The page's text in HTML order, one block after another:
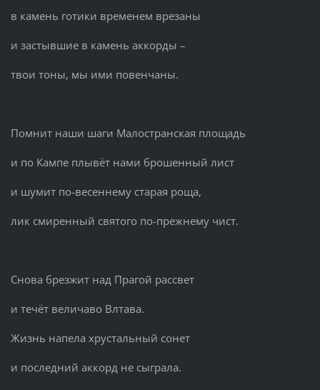
в камень готики временем врезаны
и застывшие в камень аккорды –
твои тоны, мы ими повенчаны.
Помнит наши шаги Малостранская площадь
и по Кампе плывёт нами брошенный лист
и шумит по-весеннему старая роща,
лик смиренный святого по-прежнему чист.
Снова брезжит над Прагой рассвет
и течёт величаво Влтава.
Жизнь напела хрустальный сонет
и последний аккорд не сыграла.